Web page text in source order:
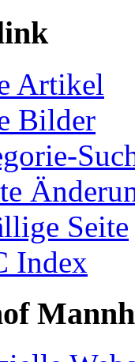
Artikel
Bilder
Seite
Index